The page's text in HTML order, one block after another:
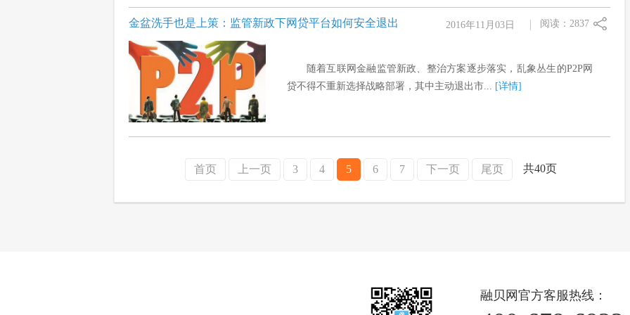
金盆洗手也是上策：监管新政下网贷平台如何安全退出 阅读：2837
随着互联网金融监管新政、整治方案逐步落实，乱象丛生的P2P网
贷不得不重新选择战略部署，其中主动退出市... [详情]
2016年11月03日
首页 上一页 3 4 5 6 7 下一页 尾页 共40页
融贝网官方客服热线：